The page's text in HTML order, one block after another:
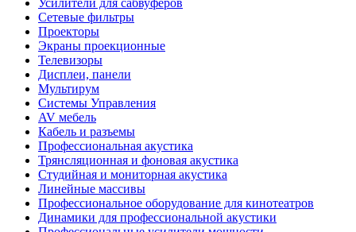
Усилители для сабвуферов
Сетевые фильтры
Проекторы
Экраны проекционные
Телевизоры
Дисплеи, панели
Мультирум
Системы Управления
AV мебель
Кабель и разъемы
Профессиональная акустика
Трянсляционная и фоновая акустика
Студийная и мониторная акустика
Линейные массивы
Профессиональное оборудование для кинотеатров
Динамики для профессиональной акустики